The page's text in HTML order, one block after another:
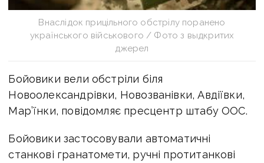
Внаслідок прицільного обстрілу поранено
українського військового / Фото з выдкритих
джерел
Бойовики вели обстріли біля
Новоолександрівки, Новозванівки, Авдіївки,
Мар’їнки, повідомляє пресцентр штабу ООС.
Бойовики застосовували автоматичні
станкові гранатомети, ручні протитанкові